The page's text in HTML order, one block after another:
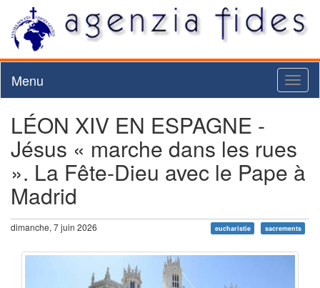
Menu
LÉON XIV EN ESPAGNE -
Jésus « marche dans les rues
». La Fête-Dieu avec le Pape à
Madrid
dimanche, 7 juin 2026 eucharistie sacrements